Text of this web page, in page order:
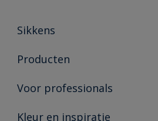
Sikkens
Over Sikkens
Duurzaamheid
Producten
Producten voor binnen
Voor professionals
Advies & service
Kleur en inspiratie